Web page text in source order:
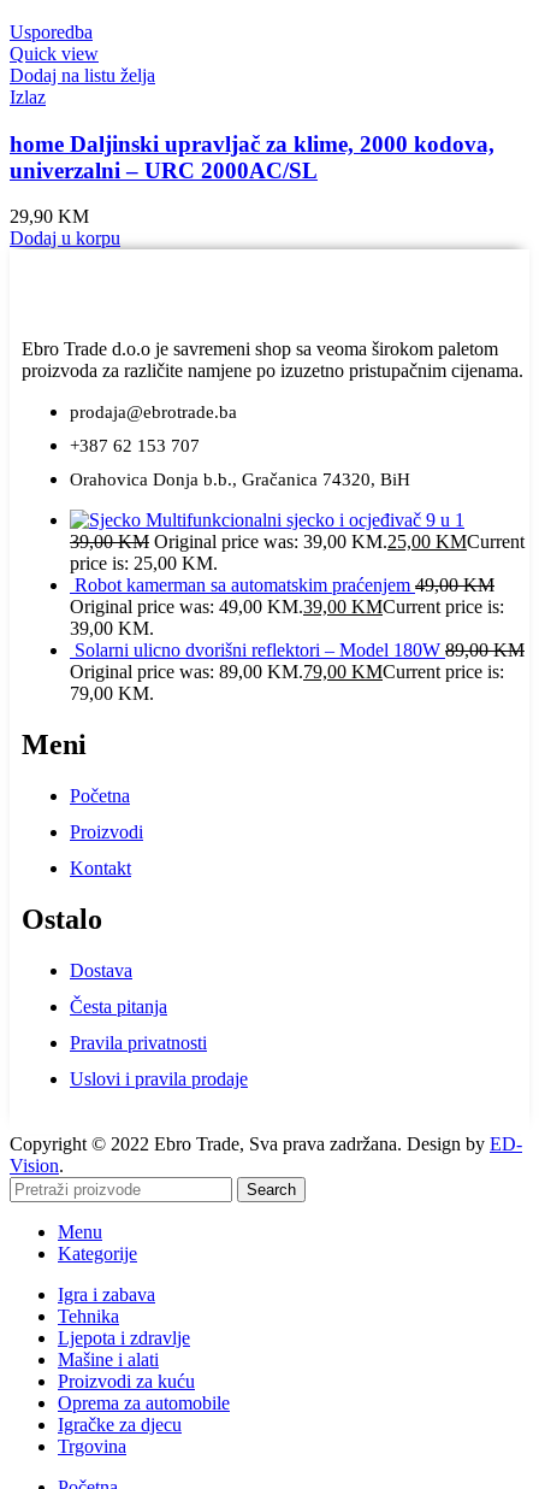
Usporedba
Quick view
Dodaj na listu želja
Izlaz
home Daljinski upravljač za klime, 2000 kodova,
univerzalni – URC 2000AC/SL
29,90 KM
Dodaj u korpu
Ebro Trade d.o.o je savremeni shop sa veoma širokom paletom
proizvoda za različite namjene po izuzetno pristupačnim cijenama.
prodaja@ebrotrade.ba
+387 62 153 707
Orahovica Donja b.b., Gračanica 74320, BiH
Multifunkcionalni sjecko i ocjeđivač 9 u 1
39,00KM Original price was: 39,00 KM.25,00 KMCurrent
price is: 25,00 KM.
Robot kamerman sa automatskim praćenjem 49,00KM
Original price was: 49,00 KM.39,00 KMCurrent price is:
39,00 KM.
Solarni ulicno dvorišni reflektori – Model 180W 89,00KM
Original price was: 89,00 KM.79,00 KMCurrent price is:
79,00 KM.
Meni
Početna
Proizvodi
Kontakt
Ostalo
Dostava
Česta pitanja
Pravila privatnosti
Uslovi i pravila prodaje
Copyright © 2022 Ebro Trade, Sva prava zadržana. Design by ED-
Vision.
Search
Menu
Kategorije
Igra i zabava
Tehnika
Ljepota i zdravlje
Mašine i alati
Proizvodi za kuću
Oprema za automobile
Igračke za djecu
Trgovina